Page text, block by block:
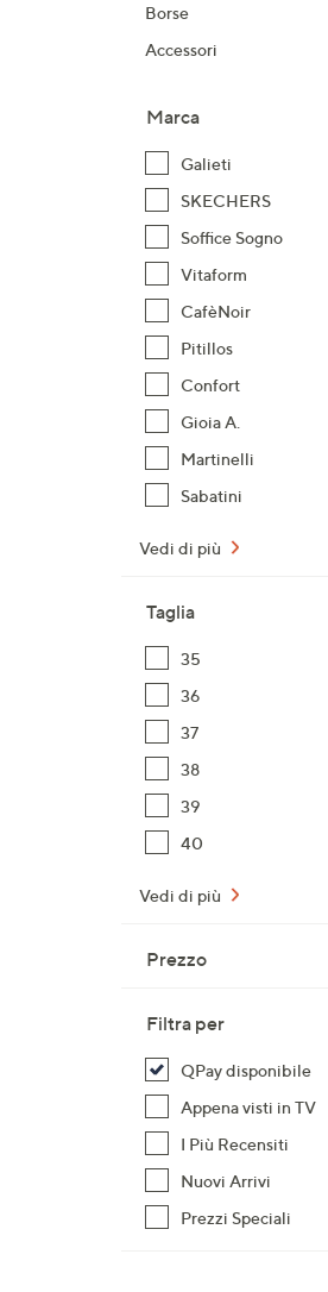
prodotti
Borse
Accessori
Marca
Galieti
SKECHERS
Soffice Sogno
Vitaform
CafèNoir
Pitillos
Confort
Gioia A.
Martinelli
Sabatini
Vedi di più
Taglia
35
36
37
38
39
40
Vedi di più
Prezzo
Filtra per
QPay disponibile
Appena visti in TV
I Più Recensiti
Nuovi Arrivi
Prezzi Speciali